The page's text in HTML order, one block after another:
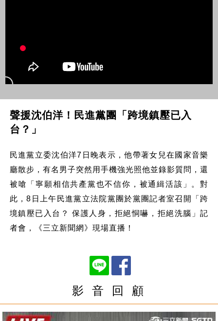
聲援沈伯洋！民進黨團「跨境鎮壓已入
台？」
民進黨立委沈伯洋7日晚表示，他帶著女兒在國家音樂
廳散步，有名男子突然用手機強光照他並錄影質問，還
被嗆「寧願相信共產黨也不信你，被通緝活該」。對
此，8日上午民進黨立法院黨團於黨團記者室召開「跨
境鎮壓已入台？ 保護人身，拒絕恫嚇，拒絕洗腦」記
者會，《三立新聞網》現場直播！
影 音 回 顧